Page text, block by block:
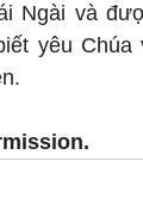
Ngài và
yêu Chúa